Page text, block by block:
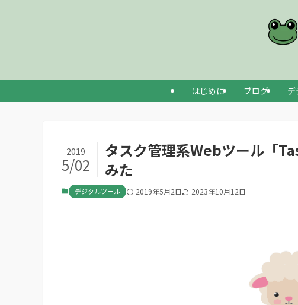
はじめに ブログ
タスク管理系Webツール「
みた
2019
5/02
デジタルツール 2019年5月2日 2023年10月12日